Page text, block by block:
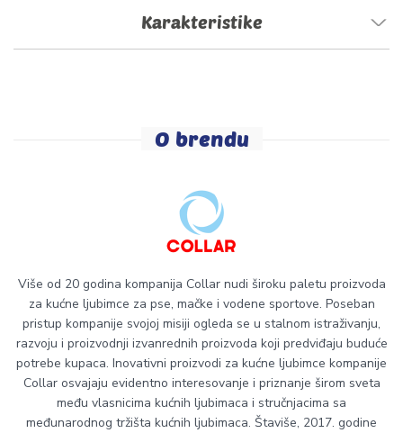
Karakteristike
O brendu
Više od 20 godina kompanija Collar nudi široku paletu proizvoda
za kućne ljubimce za pse, mačke i vodene sportove. Poseban
pristup kompanije svojoj misiji ogleda se u stalnom istraživanju,
razvoju i proizvodnji izvanrednih proizvoda koji predviđaju buduće
potrebe kupaca. Inovativni proizvodi za kućne ljubimce kompanije
Collar osvajaju evidentno interesovanje i priznanje širom sveta
među vlasnicima kućnih ljubimaca i stručnjacima sa
međunarodnog tržišta kućnih ljubimaca. Štaviše, 2017. godine